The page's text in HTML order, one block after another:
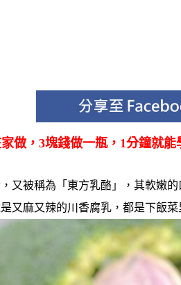
做，3塊錢做一瓶，1分鐘就能
又被稱為「東方乳酪」，其軟嫩
又麻又辣的川香腐乳，都是下飯